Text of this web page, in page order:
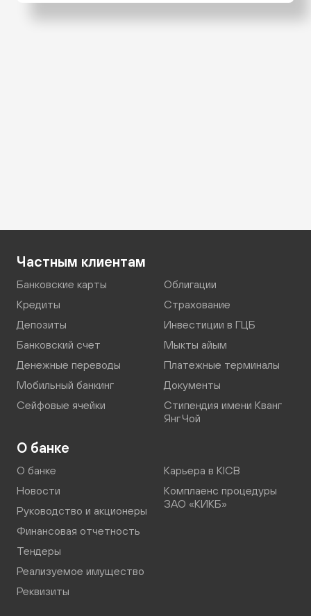
Частным клиентам
Банковские карты
Кредиты
Депозиты
Банковский счет
Денежные переводы
Мобильный банкинг
Сейфовые ячейки
Облигации
Страхование
Инвестиции в ГЦБ
Мыкты айым
Платежные терминалы
Документы
Стипендия имени Кванг
Янг Чой
О банке
О банке
Новости
Руководство и акционеры
Финансовая отчетность
Тендеры
Реализуемое имущество
Реквизиты
Карьера в KICB
Комплаенс процедуры
ЗАО «КИКБ»